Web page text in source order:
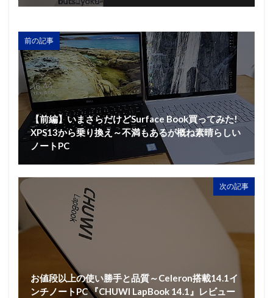
前の記事
【前編】いまさらだけどSurface Book買ってみた!
XPS13から乗り換え～不満もあるが概ね素晴らしい
ノートPC
次の記事
お値段以上の使い勝手と品質～Celeron搭載14.1イ
ンチノートPC 『CHUWI LapBook 14.1』レビュー